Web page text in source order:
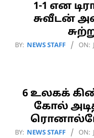
1-1 என
சுவீடன்
2026-
BY: NEWS STAFF ON:
6 உலகக்
கோல்
2026-
BY: NEWS STAFF ON: